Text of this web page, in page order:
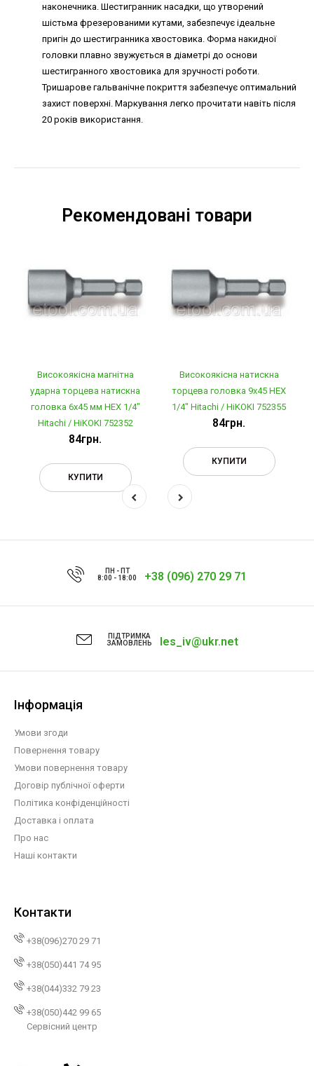
наконечника. Шестигранник насадки, що утворений
шістьма фрезерованими кутами, забезпечує ідеальне
пригін до шестигранника хвостовика. Форма накидної
головки плавно звужується в діаметрі до основи
шестигранного хвостовика для зручності роботи.
Тришарове гальванічне покриття забезпечує оптимальний
захист поверхні. Маркування легко прочитати навіть після
20 років використання.
Рекомендовані товари
Високоякісна магнітна
ударна торцева натискна
головка 6x45 мм HEX 1/4"
Hitachi / HiKOKI 752352
84грн.
КУПИТИ
Високоякісна натискна
торцева головка 9x45 HEX
1/4" Hitachi / HiKOKI 752355
84грн.
КУПИТИ
ПН - ПТ
8:00 - 18:00
+38 (096) 270 29 71
ПІДТРИМКА
ЗАМОВЛЕНЬ
les_iv@ukr.net
Інформація
Умови згоди
Повернення товару
Умови повернення товару
Договір публічної оферти
Політика конфіденційності
Доставка і оплата
Про нас
Наші контакти
Контакти
+38(096)270 29 71
+38(050)441 74 95
+38(044)332 79 23
+38(050)442 99 65
Сервісний центр